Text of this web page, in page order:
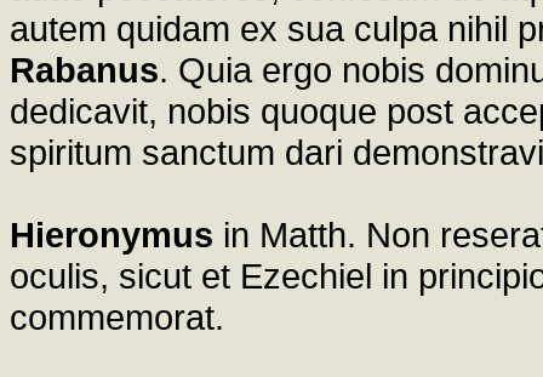
autem quidam ex sua culpa nihil
Rabanus. Quia ergo nobis
dedicavit, nobis quoque post
spiritum sanctum dari
Hieronymus in Matth. Non
oculis, sicut et Ezechiel in
commemorat.